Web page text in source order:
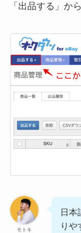
「出品する」か
モトキ
日
りや